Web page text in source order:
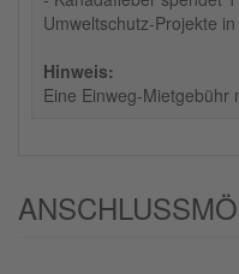
Umweltschutz-Projekte
Hinweis:
Eine Einweg-Mietgebühr